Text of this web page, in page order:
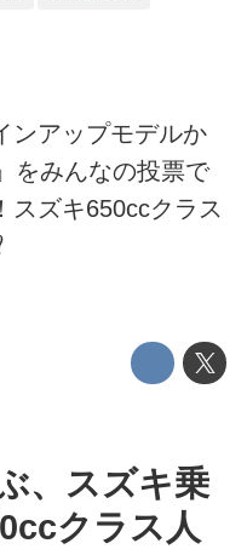
ンアップモデルか
をみんなの投票で
スズキ650ccクラス
、スズキ乗
クラス人